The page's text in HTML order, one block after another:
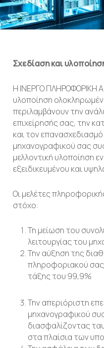
Σχεδίαση και
Η ΙΝΕΡΓΟ ΠΛΗΡΟΦΟΡΙΚΗ
υλοποίηση
περιλαμβάνουν την
επιχείρησής σας, την
και τον
μηχανογραφικού σας
μελλοντική υλοποίηση
εξειδικευμένου και
Οι μελέτες
στόχο:
Τη μείωση του
λειτουργίας του
Την αύξηση της
πληροφοριακού
τάξης του 99,9%
Την απεριόριστη
μηχανογραφικού
διασφαλίζοντας
στα πλαίσια των